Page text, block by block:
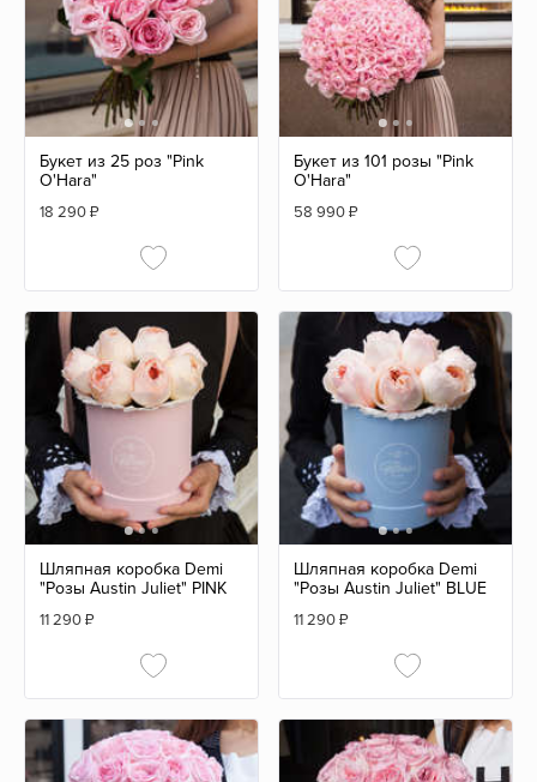
Букет из 25 роз "Pink
O'Hara"
18 290₽
Букет из 101 розы "Pink
O'Hara"
58 990₽
Шляпная коробка Demi
"Розы Austin Juliet" PINK
11 290₽
Шляпная коробка Demi
"Розы Austin Juliet" BLUE
11 290₽